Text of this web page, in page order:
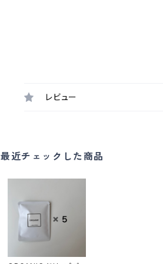
レビュー
最近チェックした商品